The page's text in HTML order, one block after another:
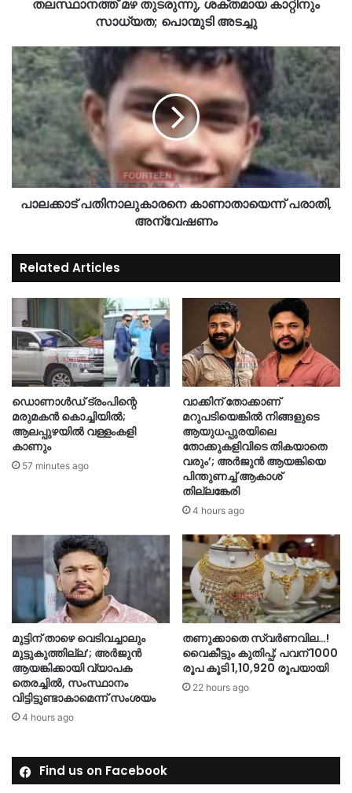
തലസ്ഥാനത്ത് മഴ തുടരുന്നു, ശക്തമായ കാറ്റിനും
സാധ്യത; പൊന്മുടി അടച്ചു
പാലക്കാട് പതിനാലുകാരനെ കാണാതായെന്ന് പരാതി,
അന്വേഷണം
Related Articles
ഡൊണാൾഡ് ട്രംപിന്റെ
മരുമകൻ കൊച്ചിയിൽ;
ആലപ്പുഴയിൽ വള്ളംകളി
കാണും
57 minutes ago
വാക്കിന് തോക്കാണ്
മറുപടിയെങ്കില്‍ നിങ്ങളുടെ
ആയുധപ്പുരയിലെ
തോക്കുകളിവിടെ തികയാതെ
വരും’; അര്‍ജുന്‍ ആയങ്കിയെ
പിന്തുണച്ച് ആകാശ്
തില്ലങ്കേരി
4 hours ago
മുട്ടിന് താഴെ വെടിവച്ചാലും
മുട്ടുകുത്തില്ല’; അർജുൻ
ആയങ്കിക്കായി വ്യാപക
തെരച്ചിൽ, സംസ്ഥാനം
വിട്ടിട്ടുണ്ടാകാമെന്ന് സംശയം
4 hours ago
തണുക്കാതെ സ്വർണവില…!
വൈകീട്ടും കുതിപ്പ്; പവന് 1000
രൂപ കൂടി 1,10,920 രൂപയായി
22 hours ago
Find us on Facebook